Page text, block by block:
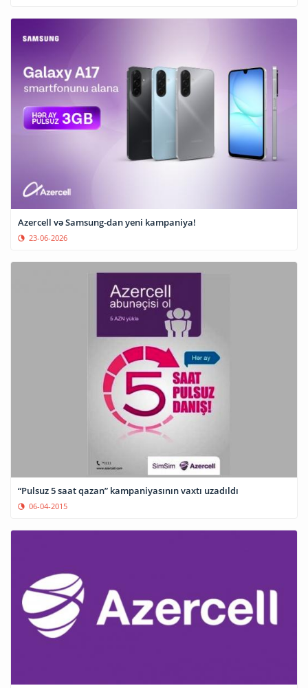
Azercell və Samsung-dan yeni kampaniya!
23-06-2026
“Pulsuz 5 saat qazan” kampaniyasının vaxtı uzadıldı
06-04-2015